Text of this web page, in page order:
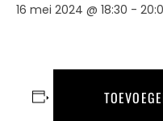
16 mei 2024 @ 18:30 -